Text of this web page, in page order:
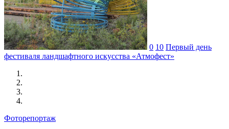
0 10 Первый день
фестиваля ландшафтного искусства «Атмофест»
Фоторепортаж